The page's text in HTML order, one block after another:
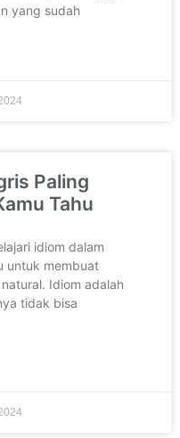
yang sudah
Paling
Tahu
idiom dalam
untuk membuat
Idiom adalah
tidak bisa